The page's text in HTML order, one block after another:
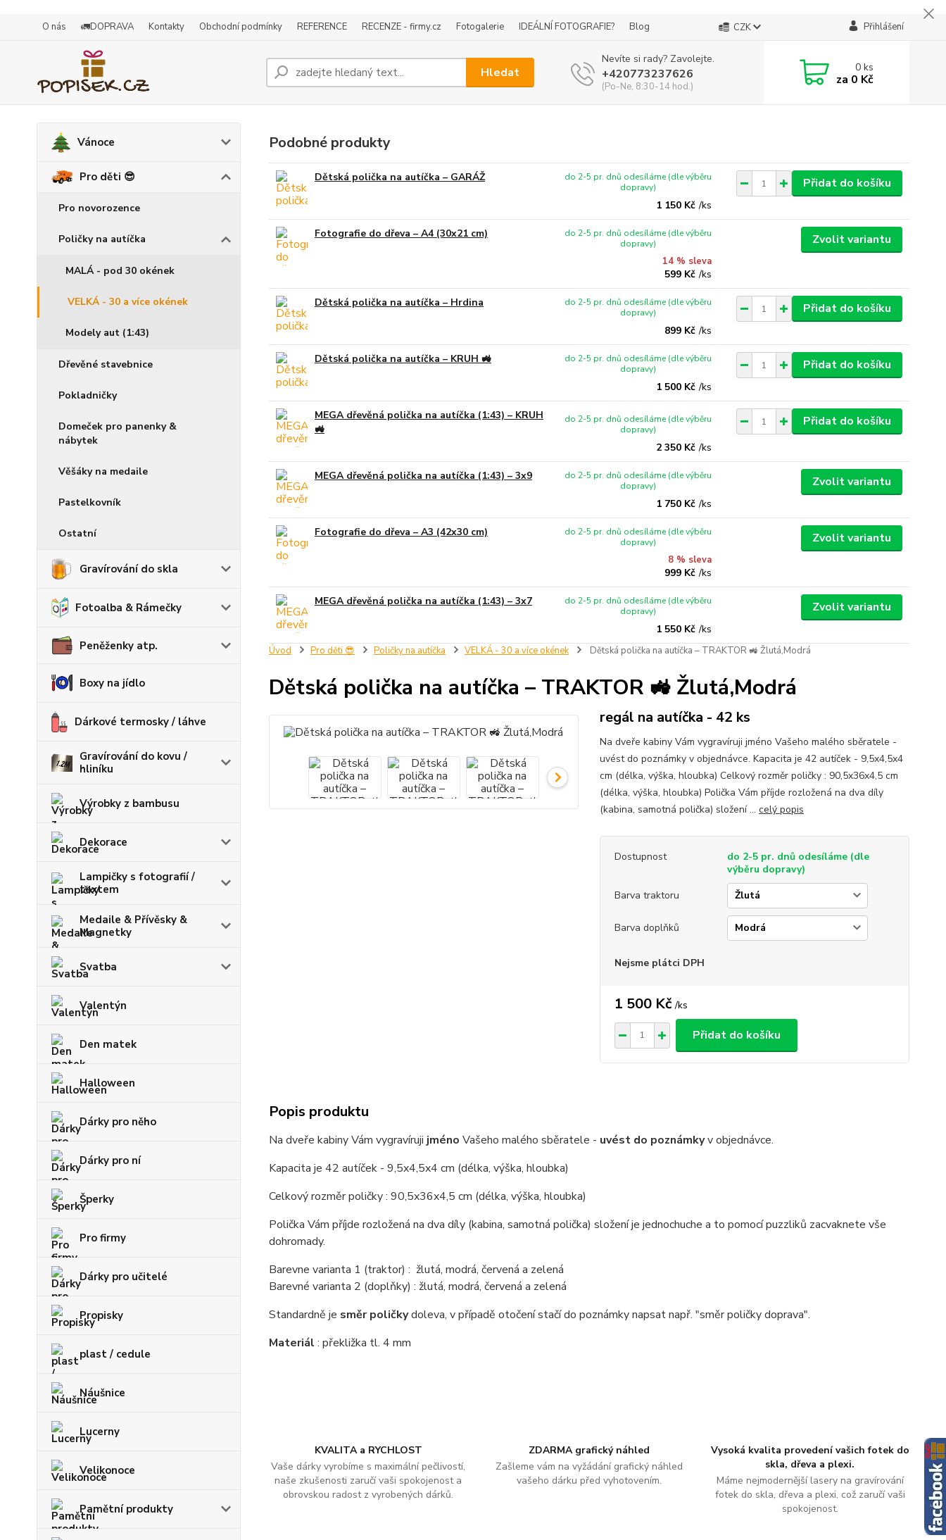
O nás 🚛DOPRAVA Kontakty Obchodní podmínky REFERENCE RECENZE - firmy.cz Fotogalerie IDEÁLNÍ FOTOGRAFIE? Blog CZK Přihlášení
Hledat
Nevíte si rady? Zavolejte.
+420773237626
(Po-Ne, 8:30-14 hod.)
0ks
za 0 Kč
Vánoce
Pro děti 😎
Pro novorozence
Poličky na autíčka
MALÁ - pod 30 okének
VELKÁ - 30 a více okének
Modely aut (1:43)
Dřevěné stavebnice
Pokladničky
Domeček pro panenky &
nábytek
Věšáky na medaile
Pastelkovník
Ostatní
Gravírování do skla
Fotoalba & Rámečky
Peněženky atp.
Boxy na jídlo
Dárkové termosky / láhve
Gravírování do kovu /
hliníku
Výrobky z bambusu
Dekorace
Lampičky s fotografií /
textem
Medaile & Přívěsky &
Magnetky
Svatba
Valentýn
Den matek
Halloween
Dárky pro něho
Dárky pro ní
Šperky
Pro firmy
Dárky pro učitelé
Propisky
plast / cedule
Náušnice
Lucerny
Velikonoce
Pamětní produkty
Úvod Pro děti 😎 Poličky na autíčka VELKÁ - 30 a více okének Dětská polička na autíčka – TRAKTOR 🚜 Žlutá,Modrá
Dětská polička na autíčka – TRAKTOR 🚜 Žlutá,Modrá
regál na autíčka - 42 ks
Na dveře kabiny Vám vygravíruji jméno Vašeho malého sběratele -
uvést do poznámky v objednávce. Kapacita je 42 autíček - 9,5x4,5x4
cm (délka, výška, hloubka) Celkový rozměr poličky : 90,5x36x4,5 cm
(délka, výška, hloubka) Polička Vám příjde rozložená na dva díly
(kabina, samotná polička) složení ... celý popis
Dostupnost
do 2-5 pr. dnů odesíláme (dle
výběru dopravy)
Barva traktoru
Barva doplňků
Nejsme plátci DPH
1 500 Kč /ks
Přidat do košíku
Podobné produkty
Dětská polička na autíčka – GARÁŽ
1 150 Kč /ks
do 2-5 pr. dnů odesíláme (dle výběru
dopravy)
Přidat do košíku
Fotografie do dřeva – A4 (30x21 cm)
14 % sleva
599 Kč /ks
do 2-5 pr. dnů odesíláme (dle výběru
dopravy)
Zvolit variantu
Dětská polička na autíčka – Hrdina
899 Kč /ks
do 2-5 pr. dnů odesíláme (dle výběru
dopravy)
Přidat do košíku
Dětská polička na autíčka – KRUH 🚜
1 500 Kč /ks
do 2-5 pr. dnů odesíláme (dle výběru
dopravy)
Přidat do košíku
MEGA dřevěná polička na autíčka (1:43) – KRUH
🚜
2 350 Kč /ks
do 2-5 pr. dnů odesíláme (dle výběru
dopravy)
Přidat do košíku
MEGA dřevěná polička na autíčka (1:43) – 3x9
1 750 Kč /ks
do 2-5 pr. dnů odesíláme (dle výběru
dopravy)
Zvolit variantu
Fotografie do dřeva – A3 (42x30 cm)
8 % sleva
999 Kč /ks
do 2-5 pr. dnů odesíláme (dle výběru
dopravy)
Zvolit variantu
MEGA dřevěná polička na autíčka (1:43) – 3x7
1 550 Kč /ks
do 2-5 pr. dnů odesíláme (dle výběru
dopravy)
Zvolit variantu
KVALITA a RYCHLOST
Vaše dárky vyrobíme s maximální pečlivostí,
naše zkušenosti zaručí vaši spokojenost a
obrovskou radost z vyrobených dárků.
ZDARMA grafický náhled
Zašleme vám na vyžádání grafický náhled
vašeho dárku před vyhotovením.
Vysoká kvalita provedení vašich fotek do
skla, dřeva a plexi.
Máme nejmodernější lasery na gravírování
fotek do skla, dřeva a plexi, což zaručí vaši
spokojenost.
Popis produktu
Na dveře kabiny Vám vygravíruji jméno Vašeho malého sběratele - uvést do poznámkyv objednávce.
Kapacita je 42 autíček - 9,5x4,5x4 cm (délka, výška, hloubka)
Celkový rozměr poličky : 90,5x36x4,5 cm (délka, výška, hloubka)
Polička Vám příjde rozložená na dva díly (kabina, samotná polička) složení je jednochuche a to pomocí puzzliků zacvaknete vše
dohromady.
Barevne varianta 1 (traktor) : žlutá, modrá, červená a zelená
Barevné varianta 2 (doplňky) : žlutá, modrá, červená a zelená
Standardně je směr poličkydoleva, v případě otočení stačí do poznámky napsat např. "směr poličky doprava".
Materiál : překližka tl. 4 mm